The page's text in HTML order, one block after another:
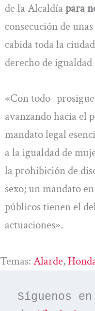
de la Alcaldía para
consecución de
cabida toda la
derecho de
«Con todo -
avanzando hacia el
mandato legal
a la igualdad de
la prohibición de
sexo; un mandato
públicos tienen el
actuaciones».
Temas: Alarde,
Síguenos